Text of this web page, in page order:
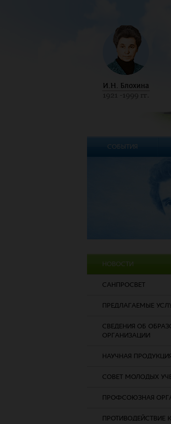
НОВОСТИ
САНПРОСВЕТ
ПРЕДЛАГАЕМЫЕ
СВЕДЕНИЯ ОБ
ОРГАНИЗАЦИИ
НАУЧНАЯ
СОВЕТ МОЛОДЫХ
ПРОФСОЮЗНАЯ
ПРОТИВОДЕЙСТВИЕ
СОБЫТИЯ